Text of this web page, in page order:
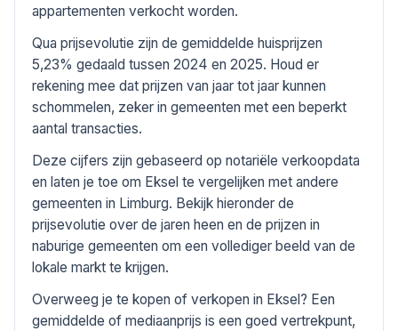
appartementen verkocht worden.
Qua prijsevolutie zijn de gemiddelde huisprijzen
5,23% gedaald tussen 2024 en 2025. Houd er
rekening mee dat prijzen van jaar tot jaar kunnen
schommelen, zeker in gemeenten met een beperkt
aantal transacties.
Deze cijfers zijn gebaseerd op notariële verkoopdata
en laten je toe om Eksel te vergelijken met andere
gemeenten in Limburg. Bekijk hieronder de
prijsevolutie over de jaren heen en de prijzen in
naburige gemeenten om een vollediger beeld van de
lokale markt te krijgen.
Overweeg je te kopen of verkopen in Eksel? Een
gemiddelde of mediaanprijs is een goed vertrekpunt,